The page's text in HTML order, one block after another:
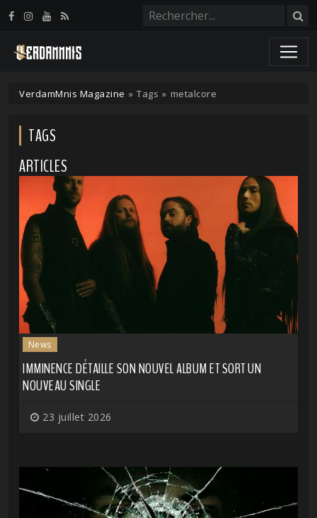
VerdamMnis Magazine » Tags » metalcore
TAGS
ARTICLES
News
IMMINENCE DÉTAILLE SON NOUVEL ALBUM ET SORT UN
NOUVEAU SINGLE
23 juillet 2026
Panneau de gestion des cookies